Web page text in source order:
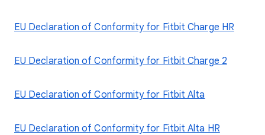
EU Declaration of Conformity for Fitbit Charge HR
EU Declaration of Conformity for Fitbit Charge 2
EU Declaration of Conformity for Fitbit Alta
EU Declaration of Conformity for Fitbit Alta HR